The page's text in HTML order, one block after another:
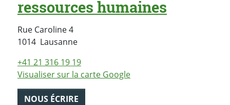
ressources humaines
Rue Caroline 4
1014 LausanneSuisse
+41 21 316 19 19
Visualiser sur la carte Google
NOUS ÉCRIRE